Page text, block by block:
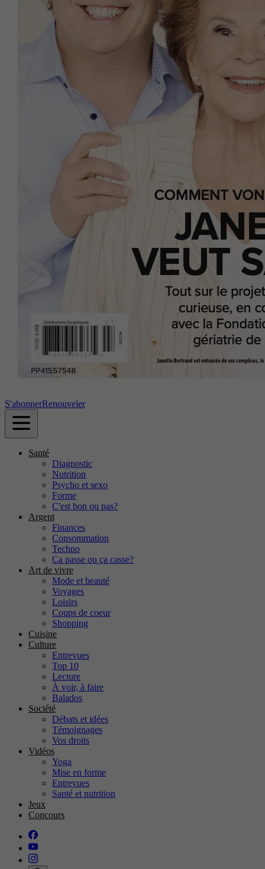
S'abonnerRenouveler
Santé
Diagnostic
Nutrition
Psycho et sexo
Forme
C'est bon ou pas?
Argent
Finances
Consommation
Techno
Ça passe ou ça casse?
Art de vivre
Mode et beauté
Voyages
Loisirs
Coups de coeur
Shopping
Cuisine
Culture
Entrevues
Top 10
Lecture
À voir, à faire
Balados
Société
Débats et idées
Témoignages
Vos droits
Vidéos
Yoga
Mise en forme
Entrevues
Santé et nutrition
Jeux
Concours